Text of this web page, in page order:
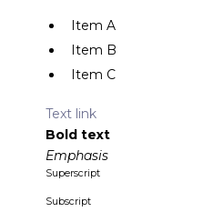
Item A
Item B
Item C
Text link
Bold text
Emphasis
Superscript
Subscript